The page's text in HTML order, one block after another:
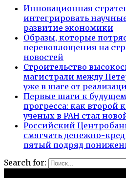
Инновационная
интегрировать
развитие экономики
Образы, которые
перевоплощения на
новостей
Строительство
магистрали между
уже в шаге от
Первые шаги к
прогресса: как второй
ученых в РАН стал
Российский
смягчать денежно-
пятый подряд
Search for: